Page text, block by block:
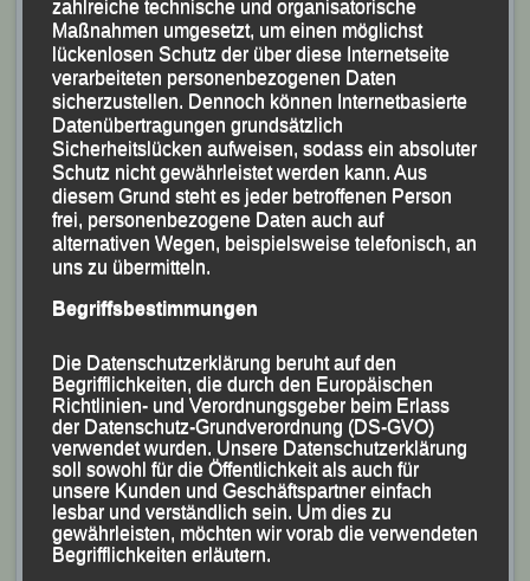
Michael Kirchberger auf dem Weg zum 21-km-Sieg
beim „Lindetwaldtrail“
Foto: K.S.
zahlreiche technische und organisatorische
Maßnahmen umgesetzt, um einen möglichst
lückenlosen Schutz der über diese Internetseite
verarbeiteten personenbezogenen Daten
sicherzustellen. Dennoch können Internetbasierte
Datenübertragungen grundsätzlich
Sicherheitslücken aufweisen, sodass ein absoluter
Schutz nicht gewährleistet werden kann. Aus
diesem Grund steht es jeder betroffenen Person
frei, personenbezogene Daten auch auf
alternativen Wegen, beispielsweise telefonisch, an
uns zu übermitteln.
Begriffsbestimmungen
Die Datenschutzerklärung beruht auf den
Begrifflichkeiten, die durch den Europäischen
Richtlinien- und Verordnungsgeber beim Erlass
der Datenschutz-Grundverordnung (DS-GVO)
verwendet wurden. Unsere Datenschutzerklärung
soll sowohl für die Öffentlichkeit als auch für
unsere Kunden und Geschäftspartner einfach
lesbar und verständlich sein. Um dies zu
gewährleisten, möchten wir vorab die verwendeten
Begrifflichkeiten erläutern.